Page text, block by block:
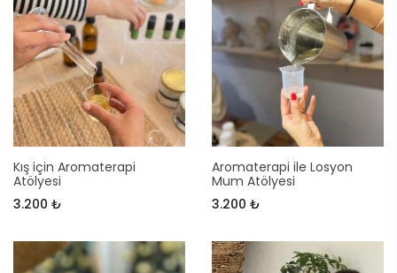
Kış için Aromaterapi
Atölyesi
3.200 ₺
Aromaterapi ile Losyon
Mum Atölyesi
3.200 ₺